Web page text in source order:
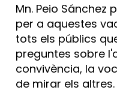
Mn. Peio Sánchez
per a aquestes
tots els públics
preguntes sobre
convivència, la
de mirar els altres.